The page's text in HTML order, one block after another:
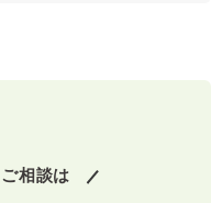
相談は